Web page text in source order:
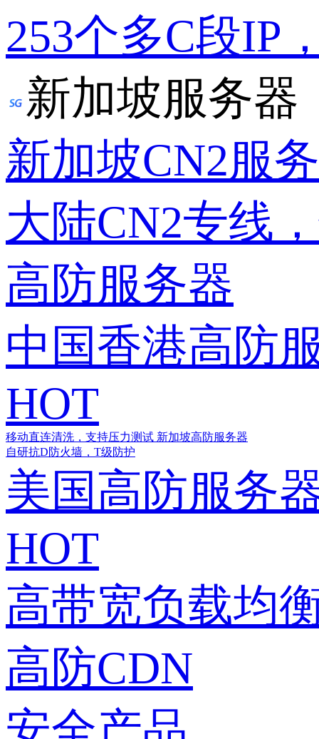
253个多C段IP
新加坡服务器
新加坡CN2服
大陆CN2专线
高防服务器
中国香港高防
HOT
移动直连清洗，支持压力测试 新加坡高防服务器
自研抗D防火墙，T级防护
美国高防服务
HOT
高带宽负载均
高防CDN